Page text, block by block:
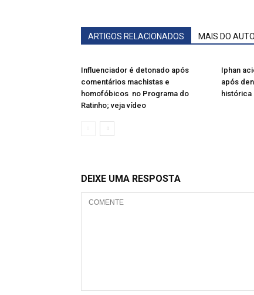
ARTIGOS RELACIONADOS MAIS DO
Influenciador é detonado após
comentários machistas e
homofóbicos no Programa do
Ratinho; veja vídeo
Iphan
após
histórica
DEIXE UMA RESPOSTA